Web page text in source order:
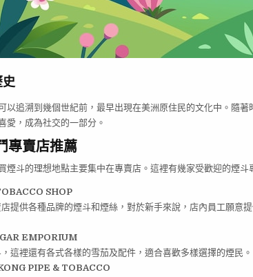
以追溯到幾個世紀前，最早出現在美洲原住民的文化中。隨
愛，成為社交的一部分。
專賣店推薦
煙斗的理想地點主要集中在專賣店。這裡有幾家受歡迎的煙斗
SHOP
提供各種品牌的煙斗和煙絲，對於新手來說，店內員工願意
EMPORIUM
這裡還有各式各樣的雪茄及配件，適合喜歡多樣選擇的煙民。
PIPE & TOBACCO